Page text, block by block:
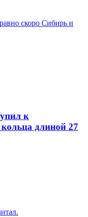
скоро Сибирь и
к
кольца длиной 27